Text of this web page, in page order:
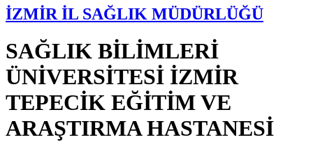
İZMİR İL SAĞLIK MÜDÜRLÜĞÜ
SAĞLIK BİLİMLERİ
ÜNİVERSİTESİ İZMİR
TEPECİK EĞİTİM VE
ARAŞTIRMA HASTANESİ